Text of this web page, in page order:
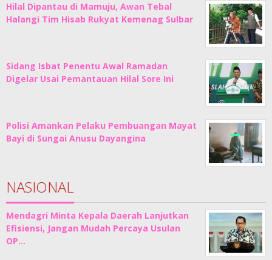
Hilal Dipantau di Mamuju, Awan Tebal
Halangi Tim Hisab Rukyat Kemenag Sulbar
Sidang Isbat Penentu Awal Ramadan
Digelar Usai Pemantauan Hilal Sore Ini
Polisi Amankan Pelaku Pembuangan Mayat
Bayi di Sungai Anusu Dayangina
NASIONAL
Mendagri Minta Kepala Daerah Lanjutkan
Efisiensi, Jangan Mudah Percaya Usulan
OP…